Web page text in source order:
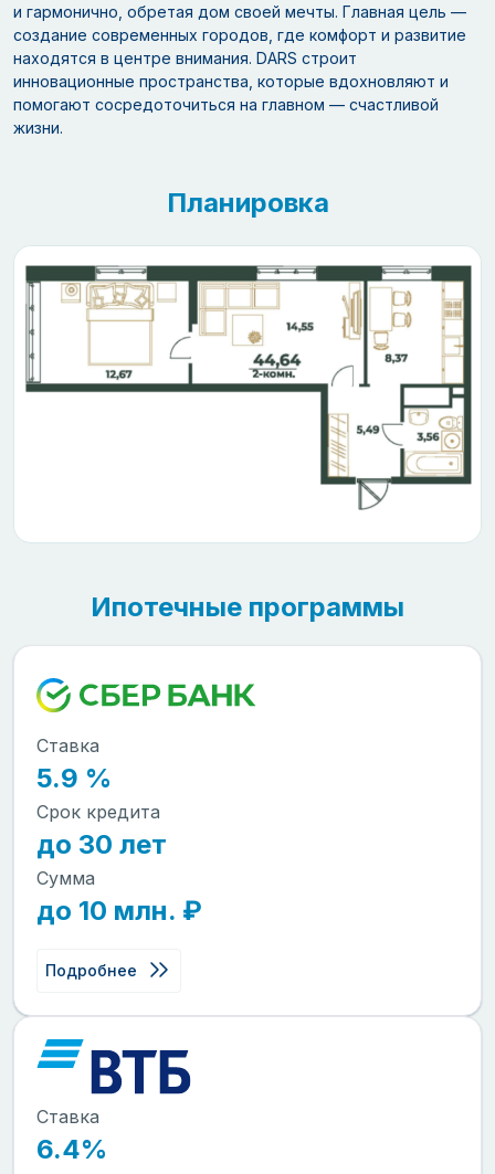
и гармонично, обретая дом своей мечты. Главная цель —
создание современных городов, где комфорт и развитие
находятся в центре внимания. DARS строит
инновационные пространства, которые вдохновляют и
помогают сосредоточиться на главном — счастливой
жизни.
Планировка
Ипотечные программы
Ставка
5.9 %
Срок кредита
до 30 лет
Сумма
до 10 млн. ₽
Подробнее
Ставка
6.4%